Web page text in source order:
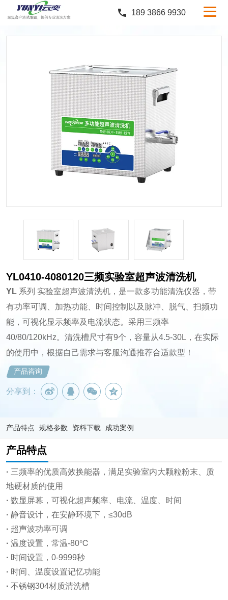
产品中心
189 3866 9930
YL0410-4080120三频实验室超声波清洗机
YL 系列 实验室超声波清洗机，是一款多功能清洗仪器，带
有功率可调、加热功能、时间控制以及脉冲、脱气、扫频功
能，可视化显示频率及电流状态。采用三频率
40/80/120kHz。清洗槽尺寸有9个，容量从4.5-30L，在实际
的使用中，根据自己需求与客服沟通推荐合适款型！
产品咨询
分享到：
产品特点 规格参数 资料下载 成功案例
产品特点
· 三频率的优质高效换能器，满足实验室内大颗粒粉末、质
地硬材质的使用
· 数显屏幕，可视化超声频率、电流、温度、时间
· 静音设计，在安静环境下，≤30dB
· 超声波功率可调
· 温度设置，常温-80℃
· 时间设置，0-9999秒
· 时间、温度设置记忆功能
· 不锈钢304材质清洗槽